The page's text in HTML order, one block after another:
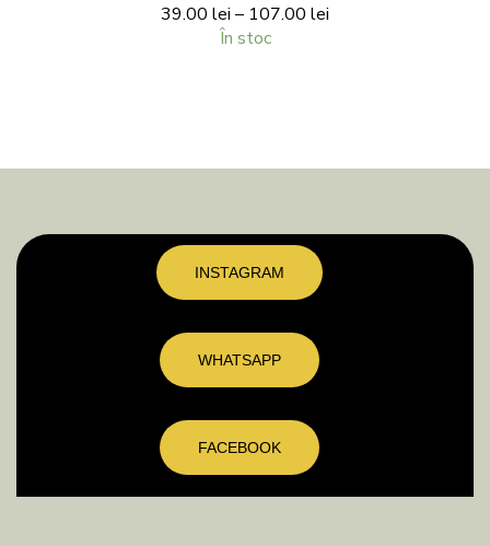
39.00 lei – 107.00 lei
În stoc
INSTAGRAM
WHATSAPP
FACEBOOK